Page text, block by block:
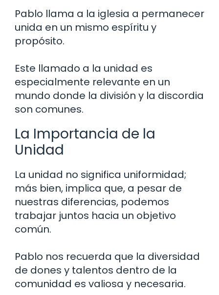
Pablo llama a la iglesia a permanecer
unida en un mismo espíritu y
propósito.
Este llamado a la unidad es
especialmente relevante en un
mundo donde la división y la discordia
son comunes.
La Importancia de la
Unidad
La unidad no significa uniformidad;
más bien, implica que, a pesar de
nuestras diferencias, podemos
trabajar juntos hacia un objetivo
común.
Pablo nos recuerda que la diversidad
de dones y talentos dentro de la
comunidad es valiosa y necesaria.